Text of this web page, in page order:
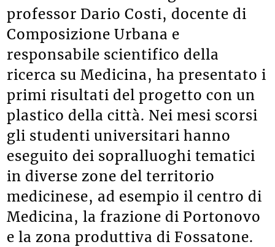
professor Dario Costi, docente di
Composizione Urbana e
responsabile scientifico della
ricerca su Medicina, ha presentato i
primi risultati del progetto con un
plastico della città. Nei mesi scorsi
gli studenti universitari hanno
eseguito dei sopralluoghi tematici
in diverse zone del territorio
medicinese, ad esempio il centro di
Medicina, la frazione di Portonovo
e la zona produttiva di Fossatone.